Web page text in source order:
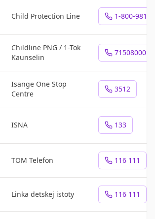
Child Protection Line 1-800-981-
Childline PNG / 1-Tok
Kaunselin
71508000
Isange One Stop
Centre
3512
ISNA 133
TOM Telefon 116 111
Linka detskej istoty 116 111